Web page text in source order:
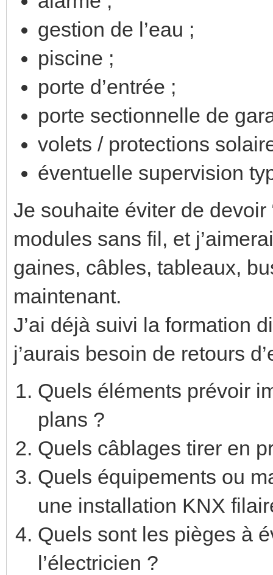
gestion de l’eau ;
piscine ;
porte d’entrée ;
porte sectionnelle de
volets / protections
éventuelle supervision
Je souhaite éviter de devoir
modules sans fil, et
gaines, câbles, tableaux,
maintenant.
J’ai déjà suivi la formation
j’aurais besoin de retours
Quels éléments prévoir
plans ?
Quels câblages tirer en
Quels équipements ou
une installation KNX
Quels sont les pièges à
l’électricien ?